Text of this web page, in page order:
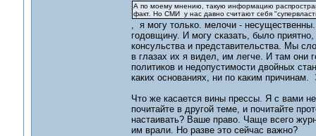
А по моему мнению, такую информацию
факт. Но СМИ у нас давно считают себя
, я могу только. мелочи -
годовщину. И могу сказать, было
консульства и представительства. Мы
в глазах их я видел, им легче. И там они
политиков и недопустимости двойных
каких основаниях, ни по каким причинам.
Что же касается вины прессы. Я с вами
почитайте в другой теме, и почитайте
настаивать? Ваше право. Чаще всего
им врали. Но разве это сейчас важно?